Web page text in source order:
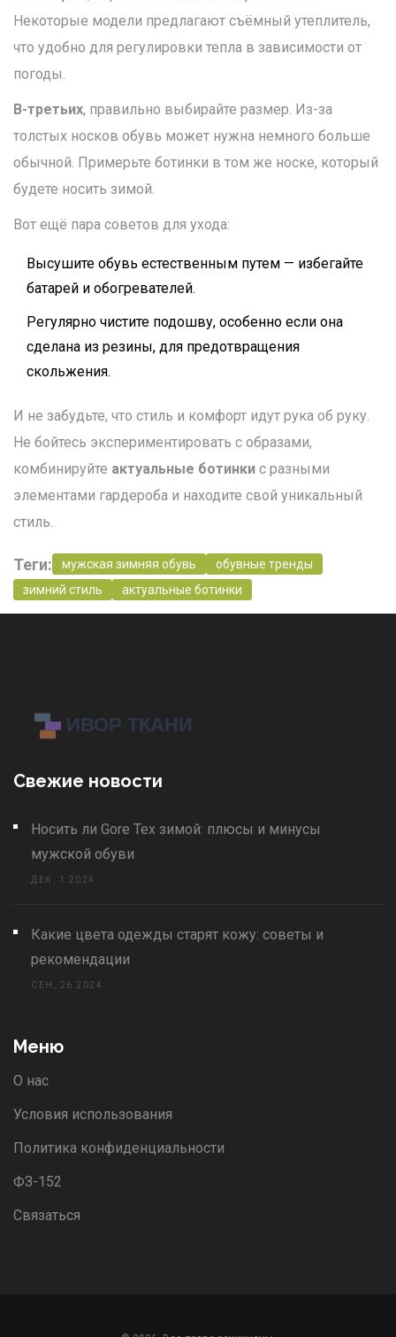
Некоторые модели предлагают съёмный утеплитель,
что удобно для регулировки тепла в зависимости от
погоды.
В-третьих, правильно выбирайте размер. Из-за
толстых носков обувь может нужна немного больше
обычной. Примерьте ботинки в том же носке, который
будете носить зимой.
Вот ещё пара советов для ухода:
Высушите обувь естественным путем — избегайте
батарей и обогревателей.
Регулярно чистите подошву, особенно если она
сделана из резины, для предотвращения
скольжения.
И не забудьте, что стиль и комфорт идут рука об руку.
Не бойтесь экспериментировать с образами,
комбинируйте актуальные ботинки с разными
элементами гардероба и находите свой уникальный
стиль.
Теги: мужская зимняя обувь
обувные тренды
зимний стиль
актуальные ботинки
Свежие новости
Носить ли Gore Tex зимой: плюсы и минусы
мужской обуви
ДЕК, 1 2024
Какие цвета одежды старят кожу: советы и
рекомендации
СЕН, 26 2024
Меню
О нас
Условия использования
Политика конфиденциальности
ФЗ-152
Связаться